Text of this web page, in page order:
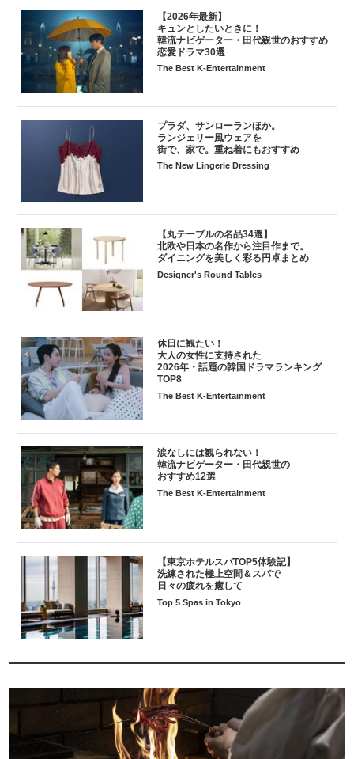
【2026年最新】
キュンとしたいときに！
韓流ナビゲーター・田代親世のおすすめ
恋愛ドラマ30選
The Best K-Entertainment
プラダ、サンローランほか。
ランジェリー風ウェアを
街で、家で。重ね着にもおすすめ
The New Lingerie Dressing
【丸テーブルの名品34選】
北欧や日本の名作から注目作まで。
ダイニングを美しく彩る円卓まとめ
Designer's Round Tables
休日に観たい！
大人の女性に支持された
2026年・話題の韓国ドラマランキング
TOP8
The Best K-Entertainment
涙なしには観られない！
韓流ナビゲーター・田代親世の
おすすめ12選
The Best K-Entertainment
【東京ホテルスパTOP5体験記】
洗練された極上空間＆スパで
日々の疲れを癒して
Top 5 Spas in Tokyo